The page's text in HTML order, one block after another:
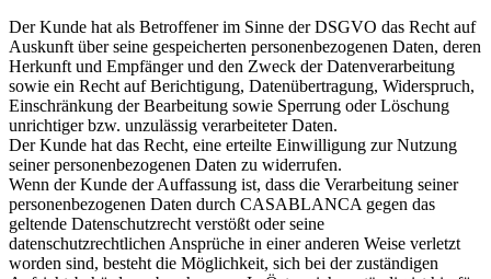
Der Kunde hat als Betroffener im Sinne der DSGVO das Recht auf
Auskunft über seine gespeicherten personenbezogenen Daten, deren
Herkunft und Empfänger und den Zweck der Datenverarbeitung
sowie ein Recht auf Berichtigung, Datenübertragung, Widerspruch,
Einschränkung der Bearbeitung sowie Sperrung oder Löschung
unrichtiger bzw. unzulässig verarbeiteter Daten.
Der Kunde hat das Recht, eine erteilte Einwilligung zur Nutzung
seiner personenbezogenen Daten zu widerrufen.
Wenn der Kunde der Auffassung ist, dass die Verarbeitung seiner
personenbezogenen Daten durch CASABLANCA gegen das
geltende Datenschutzrecht verstößt oder seine
datenschutzrechtlichen Ansprüche in einer anderen Weise verletzt
worden sind, besteht die Möglichkeit, sich bei der zuständigen